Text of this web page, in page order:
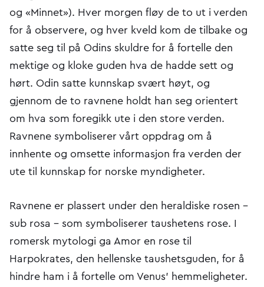
og «Minnet»). Hver morgen fløy de to ut i verden
for å observere, og hver kveld kom de tilbake og
satte seg til på Odins skuldre for å fortelle den
mektige og kloke guden hva de hadde sett og
hørt. Odin satte kunnskap svært høyt, og
gjennom de to ravnene holdt han seg orientert
om hva som foregikk ute i den store verden.
Ravnene symboliserer vårt oppdrag om å
innhente og omsette informasjon fra verden der
ute til kunnskap for norske myndigheter.
Ravnene er plassert under den heraldiske rosen –
sub rosa – som symboliserer taushetens rose. I
romersk mytologi ga Amor en rose til
Harpokrates, den hellenske taushetsguden, for å
hindre ham i å fortelle om Venus' hemmeligheter.